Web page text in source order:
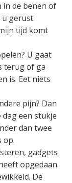
in de benen of
u gerust
tijd komt
U gaat
terug of ga
is. Eet niets
pijn? Dan
een stukje
dan twee
op.
gadgets
opgedaan.
De